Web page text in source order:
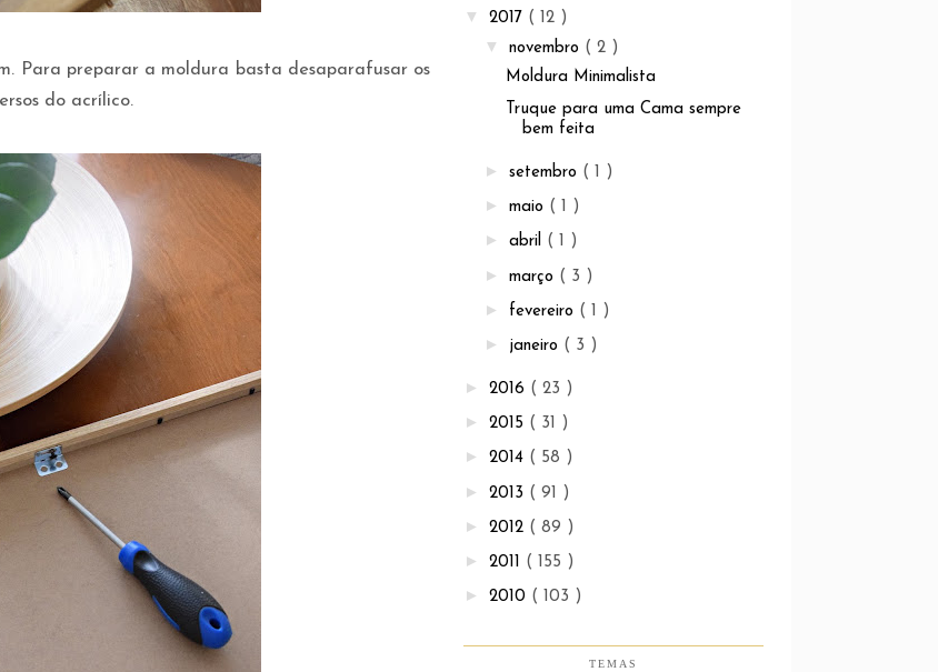
Para preparar a moldura basta desaparafusar os
do acrílico.
▼ 2017 ( 12 )
▼ novembro ( 2 )
Moldura Minimalista
Truque para uma Cama sempre
bem feita
► setembro ( 1 )
► maio ( 1 )
► abril ( 1 )
► março ( 3 )
► fevereiro ( 1 )
► janeiro ( 3 )
► 2016 ( 23 )
► 2015 ( 31 )
► 2014 ( 58 )
► 2013 ( 91 )
► 2012 ( 89 )
► 2011 ( 155 )
► 2010 ( 103 )
TEMAS